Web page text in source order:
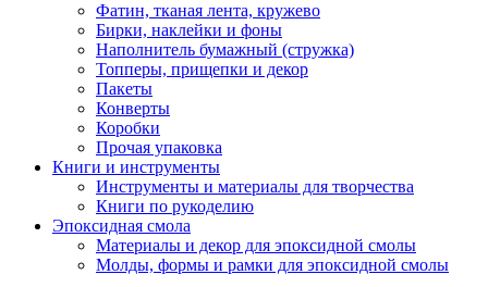
Фатин, тканая лента, кружево
Бирки, наклейки и фоны
Наполнитель бумажный (стружка)
Топперы, прищепки и декор
Пакеты
Конверты
Коробки
Прочая упаковка
Книги и инструменты
Инструменты и материалы для творчества
Книги по рукоделию
Эпоксидная смола
Материалы и декор для эпоксидной смолы
Молды, формы и рамки для эпоксидной смолы